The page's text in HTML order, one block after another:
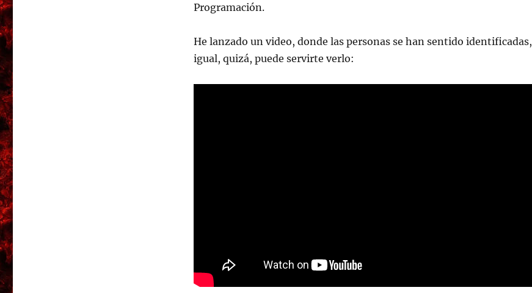
Programación.
He lanzado un video, donde las personas se han sentido identificadas,
igual, quizá, puede servirte verlo: